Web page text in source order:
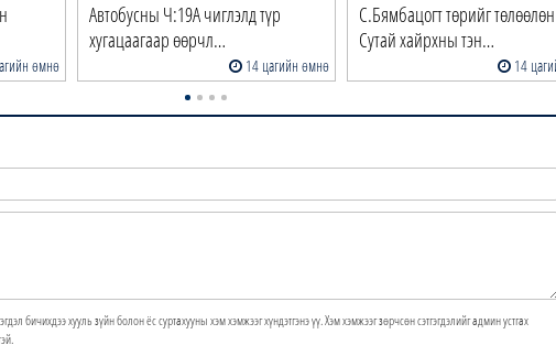
өмнө
Автобусны Ч:19А чиглэлд түр
хугацаагаар өөрчл…
14 цагийн өмнө
С.Бямбацогт төрийг төлөөлөн
Сутай хайрхны тэн…
14
бичихдээ хууль зүйн болон ёс суртахууны хэм хэмжээг хүндэтгэнэ үү. Хэм хэмжээг зөрчсөн сэтгэгдэлийг админ устгах